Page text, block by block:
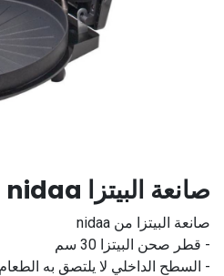
صانعة البيتزا nidaa
صانعة البيتزا من nidaa
- قطر صحن البيتزا 30 سم
- السطح الداخلي لا يلتصق به